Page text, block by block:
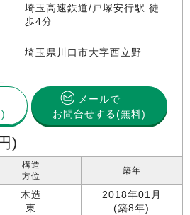
埼玉高速鉄道/戸塚安行駅 徒
歩4分
埼玉県川口市大字西立野
メールで
お問合せする(無料)
)
構造
方位
木造
東
築年
2018年01月
(築8年)